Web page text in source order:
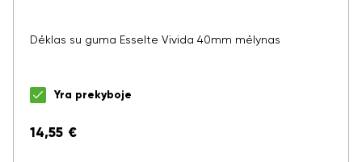
Dėklas su guma Esselte Vivida 40mm mėlynas
Yra prekyboje
14,55 €